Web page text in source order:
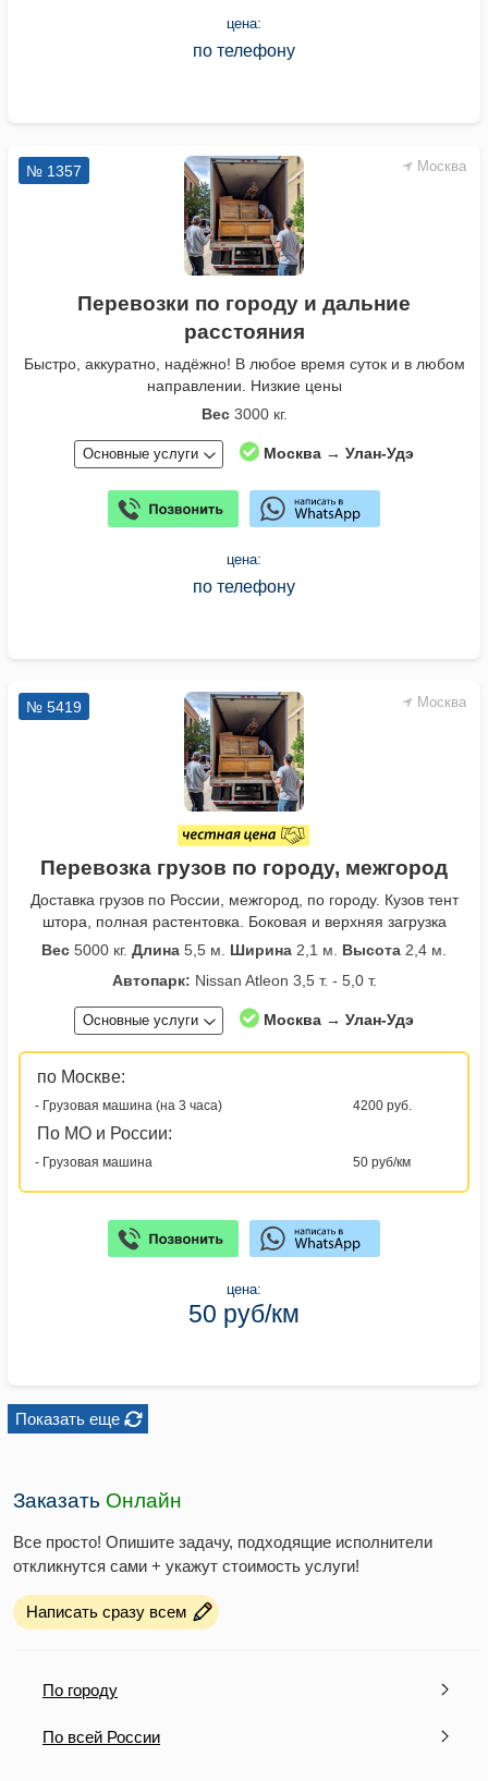
цена:
по телефону
Москва
№ 1357
Перевозки по городу и дальние
расстояния
Быстро, аккуратно, надёжно! В любое время суток и в любом
направлении. Низкие цены
Вес3000 кг.
Основные услуги Москва → Улан-Удэ
цена:
по телефону
Москва
№ 5419
Перевозка грузов по городу, межгород
Доставка грузов по России, межгород, по городу. Кузов тент
штора, полная растентовка. Боковая и верхняя загрузка
Вес 5000 кг. Длина 5,5 м. Ширина 2,1 м. Высота 2,4 м.
Автопарк: Nissan Atleon 3,5 т. - 5,0 т.
Основные услуги Москва → Улан-Удэ
по Москве:
- Грузовая машина (на 3 часа) 4200 руб.
По МО и России:
- Грузовая машина 50 руб/км
цена:
50 руб/км
Показать еще
Заказать Онлайн
Все просто! Опишите задачу, подходящие исполнители
откликнутся сами + укажут стоимость услуги!
Написать сразу всем
По городу
По всей России